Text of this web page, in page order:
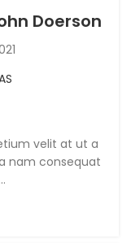
Doerson
velit at ut a
nam consequat